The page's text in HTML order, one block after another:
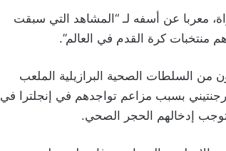
معربا عن أسفه لـ “المشاهد التي سبقت
منتخبات كرة القدم في العالم”.
السلطات الصحية البرازيلية الملعب
بسبب مزاعم تواجدهم في إنجلترا في